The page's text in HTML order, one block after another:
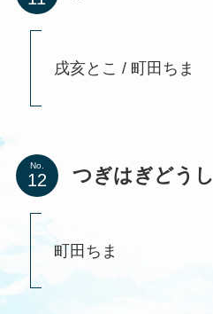
戌亥とこ / 町田ちま
No. つぎはぎどうし
町田ちま